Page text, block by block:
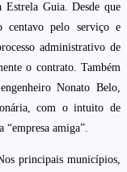
Estrela Guia. Desde que
centavo pelo serviço e
administrativo de
o contrato. Também
Nonato Belo,
com o intuito de
“empresa amiga”.
principais municípios,